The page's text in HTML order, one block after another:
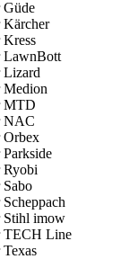
Güde
Kärcher
Kress
LawnBott
Lizard
Medion
MTD
NAC
Orbex
Ryobi
Stihl imow
TECH Line